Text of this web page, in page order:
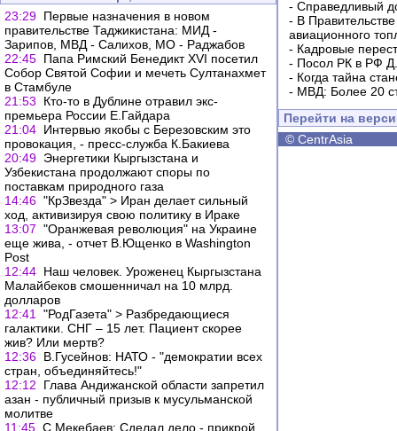
23:29 Первые назначения в новом
правительстве Таджикистана: МИД -
Зарипов, МВД - Салихов, МО - Раджабов
22:45 Папа Римский Бенедикт XVI посетил
Собор Святой Софии и мечеть Султанахмет
в Стамбуле
21:53
Кто-то в Дублине отравил экс-
премьера России Е.Гайдара
21:04 Интервью якобы с Березовским это
провокация, - пресс-служба К.Бакиева
20:49 Энергетики Кыргызстана и
Узбекистана продолжают cпоры по
поставкам природного газа
14:46 "КрЗвезда" > Иран делает сильный
ход, активизируя свою политику в Ираке
13:07 "Оранжевая революция" на Украине
еще жива, - отчет В.Ющенко в Washington
Post
12:44 Наш человек. Уроженец Кыргызстана
Малайбеков смошенничал на 10 млрд.
долларов
12:41
"РодГазета" > Разбредающиеся
галактики. СНГ – 15 лет. Пациент скорее
жив? Или мертв?
12:36 В.Гусейнов: НАТО - "демократии всех
стран, объединяйтесь!"
12:12
Глава Андижанской области запретил
азан - публичный призыв к мусульманской
молитве
11:45 С.Мекебаев: Сделал дело - прикрой
- Справедливый
- В
авиационного
- Кадровые
- Посол РК в РФ
- Когда тайна
- МВД: Более 20
Перейти на
© CentrAsia